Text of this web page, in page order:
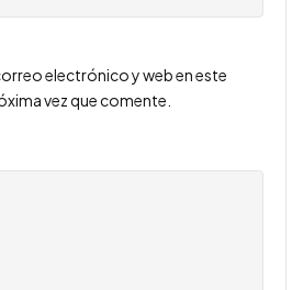
electrónico y web en este
vez que comente.